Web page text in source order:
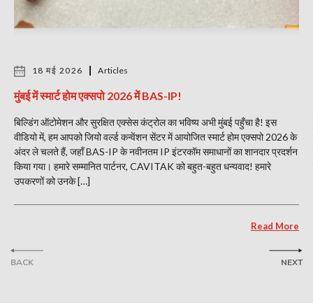
BACK
18 मई 2026 Articles
मुंबई में स्मार्ट होम एक्सपो 2026 में BAS-IP!
बिल्डिंग ऑटोमेशन और सुरक्षित एक्सेस कंट्रोल का भविष्य अभी मुंबई पहुँचा है! इस
वीडियो में, हम आपको जियो वर्ल्ड कन्वेंशन सेंटर में आयोजित स्मार्ट होम एक्सपो 2026 के
अंदर ले चलते हैं, जहाँ BAS-IP के नवीनतम IP इंटरकॉम समाधानों का शानदार प्रदर्शन
किया गया। हमारे सम्मानित पार्टनर, CAVITAK को बहुत-बहुत धन्यवाद! हमारे
उपकरणों को उनके […]
Read More
NEXT